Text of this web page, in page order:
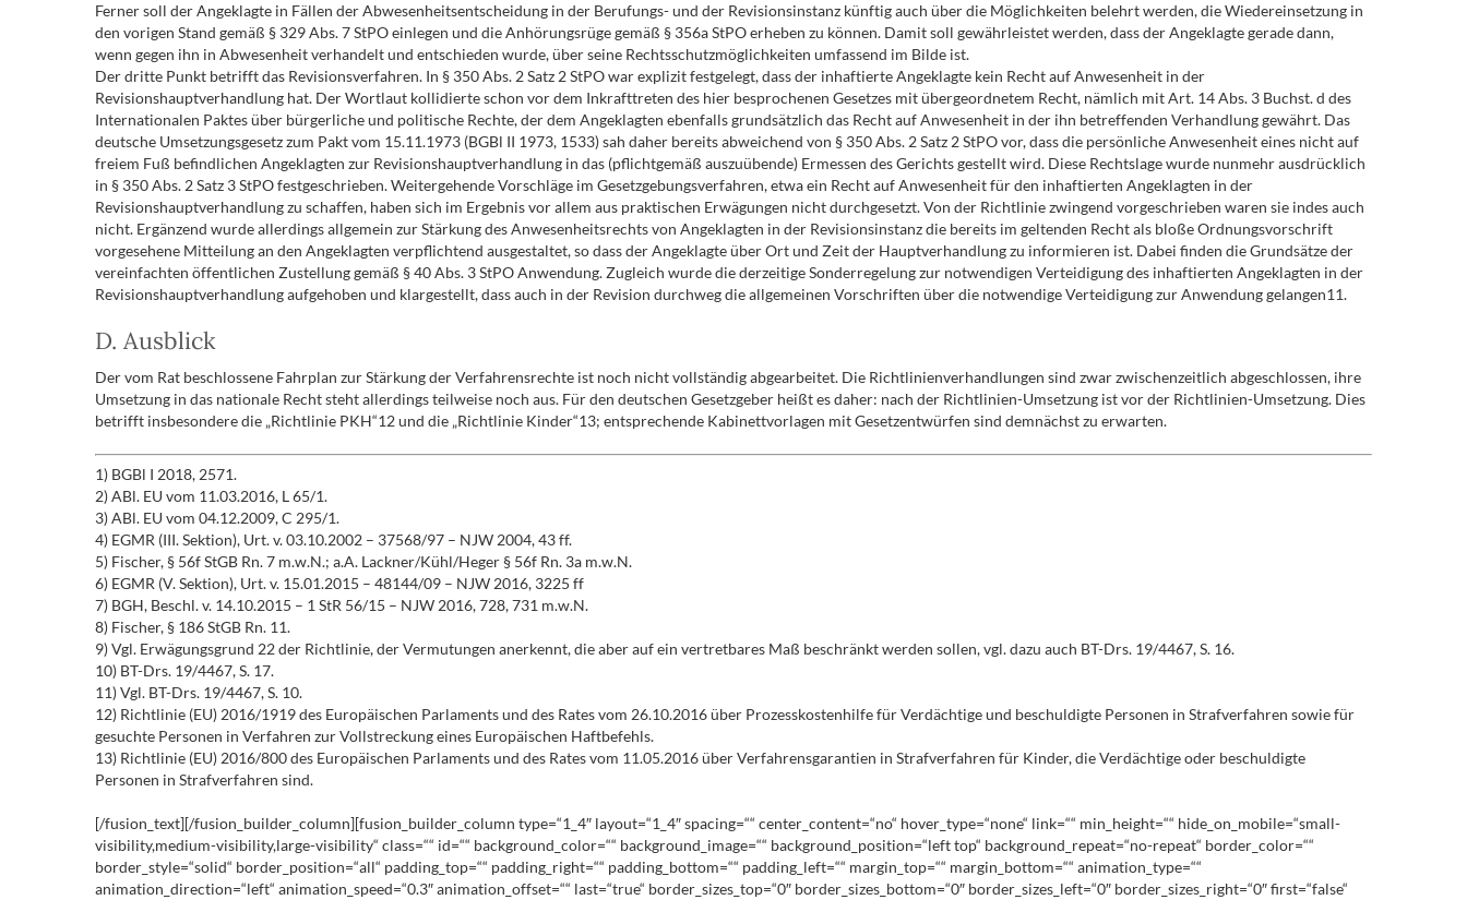
Ferner soll der Angeklagte in Fällen der Abwesenheitsentscheidung in der Berufungs- und der Revisionsinstanz künftig auch über die Möglichkeiten belehrt werden, die Wiedereinsetzung in
den vorigen Stand gemäß § 329 Abs. 7 StPO einlegen und die Anhörungsrüge gemäß § 356a StPO erheben zu können. Damit soll gewährleistet werden, dass der Angeklagte gerade dann,
wenn gegen ihn in Abwesenheit verhandelt und entschieden wurde, über seine Rechtsschutzmöglichkeiten umfassend im Bilde ist.
Der dritte Punkt betrifft das Revisionsverfahren. In § 350 Abs. 2 Satz 2 StPO war explizit festgelegt, dass der inhaftierte Angeklagte kein Recht auf Anwesenheit in der
Revisionshauptverhandlung hat. Der Wortlaut kollidierte schon vor dem Inkrafttreten des hier besprochenen Gesetzes mit übergeordnetem Recht, nämlich mit Art. 14 Abs. 3 Buchst. d des
Internationalen Paktes über bürgerliche und politische Rechte, der dem Angeklagten ebenfalls grundsätzlich das Recht auf Anwesenheit in der ihn betreffenden Verhandlung gewährt. Das
deutsche Umsetzungsgesetz zum Pakt vom 15.11.1973 (BGBl II 1973, 1533) sah daher bereits abweichend von § 350 Abs. 2 Satz 2 StPO vor, dass die persönliche Anwesenheit eines nicht auf
freiem Fuß befindlichen Angeklagten zur Revisionshauptverhandlung in das (pflichtgemäß auszuübende) Ermessen des Gerichts gestellt wird. Diese Rechtslage wurde nunmehr ausdrücklich
in § 350 Abs. 2 Satz 3 StPO festgeschrieben. Weitergehende Vorschläge im Gesetzgebungsverfahren, etwa ein Recht auf Anwesenheit für den inhaftierten Angeklagten in der
Revisionshauptverhandlung zu schaffen, haben sich im Ergebnis vor allem aus praktischen Erwägungen nicht durchgesetzt. Von der Richtlinie zwingend vorgeschrieben waren sie indes auch
nicht. Ergänzend wurde allerdings allgemein zur Stärkung des Anwesenheitsrechts von Angeklagten in der Revisionsinstanz die bereits im geltenden Recht als bloße Ordnungsvorschrift
vorgesehene Mitteilung an den Angeklagten verpflichtend ausgestaltet, so dass der Angeklagte über Ort und Zeit der Hauptverhandlung zu informieren ist. Dabei finden die Grundsätze der
vereinfachten öffentlichen Zustellung gemäß § 40 Abs. 3 StPO Anwendung. Zugleich wurde die derzeitige Sonderregelung zur notwendigen Verteidigung des inhaftierten Angeklagten in der
Revisionshauptverhandlung aufgehoben und klargestellt, dass auch in der Revision durchweg die allgemeinen Vorschriften über die notwendige Verteidigung zur Anwendung gelangen11.
D. Ausblick
Der vom Rat beschlossene Fahrplan zur Stärkung der Verfahrensrechte ist noch nicht vollständig abgearbeitet. Die Richtlinienverhandlungen sind zwar zwischenzeitlich abgeschlossen, ihre
Umsetzung in das nationale Recht steht allerdings teilweise noch aus. Für den deutschen Gesetzgeber heißt es daher: nach der Richtlinien-Umsetzung ist vor der Richtlinien-Umsetzung. Dies
betrifft insbesondere die „Richtlinie PKH“12 und die „Richtlinie Kinder“13; entsprechende Kabinettvorlagen mit Gesetzentwürfen sind demnächst zu erwarten.
1) BGBl I 2018, 2571.
2) ABl. EU vom 11.03.2016, L 65/1.
3) ABl. EU vom 04.12.2009, C 295/1.
4) EGMR (III. Sektion), Urt. v. 03.10.2002 – 37568/97 – NJW 2004, 43 ff.
5) Fischer, § 56f StGB Rn. 7 m.w.N.; a.A. Lackner/Kühl/Heger § 56f Rn. 3a m.w.N.
6) EGMR (V. Sektion), Urt. v. 15.01.2015 – 48144/09 – NJW 2016, 3225 ff
7) BGH, Beschl. v. 14.10.2015 – 1 StR 56/15 – NJW 2016, 728, 731 m.w.N.
8) Fischer, § 186 StGB Rn. 11.
9) Vgl. Erwägungsgrund 22 der Richtlinie, der Vermutungen anerkennt, die aber auf ein vertretbares Maß beschränkt werden sollen, vgl. dazu auch BT-Drs. 19/4467, S. 16.
10) BT-Drs. 19/4467, S. 17.
11) Vgl. BT-Drs. 19/4467, S. 10.
12) Richtlinie (EU) 2016/1919 des Europäischen Parlaments und des Rates vom 26.10.2016 über Prozesskostenhilfe für Verdächtige und beschuldigte Personen in Strafverfahren sowie für
gesuchte Personen in Verfahren zur Vollstreckung eines Europäischen Haftbefehls.
13) Richtlinie (EU) 2016/800 des Europäischen Parlaments und des Rates vom 11.05.2016 über Verfahrensgarantien in Strafverfahren für Kinder, die Verdächtige oder beschuldigte
Personen in Strafverfahren sind.
[/fusion_text][/fusion_builder_column][fusion_builder_column type=“1_4″ layout=“1_4″ spacing=““ center_content=“no“ hover_type=“none“ link=““ min_height=““ hide_on_mobile=“small-
visibility,medium-visibility,large-visibility“ class=““ id=““ background_color=““ background_image=““ background_position=“left top“ background_repeat=“no-repeat“ border_color=““
border_style=“solid“ border_position=“all“ padding_top=““ padding_right=““ padding_bottom=““ padding_left=““ margin_top=““ margin_bottom=““ animation_type=““
animation_direction=“left“ animation_speed=“0.3″ animation_offset=““ last=“true“ border_sizes_top=“0″ border_sizes_bottom=“0″ border_sizes_left=“0″ border_sizes_right=“0″ first=“false“